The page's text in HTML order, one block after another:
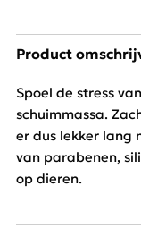
Product
Spoel de stress
schuimmassa.
er dus lekker lang
van parabenen,
op dieren.